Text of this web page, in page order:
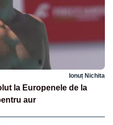
Ionuț Nichita
la Europenele de la
aur